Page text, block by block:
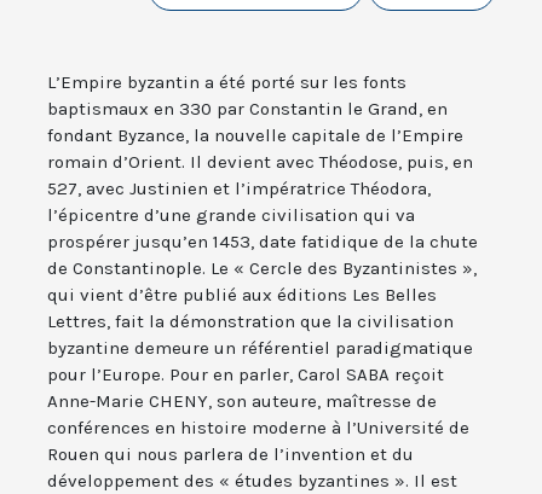
L’Empire byzantin a été porté sur les fonts
baptismaux en 330 par Constantin le Grand, en
fondant Byzance, la nouvelle capitale de l’Empire
romain d’Orient. Il devient avec Théodose, puis, en
527, avec Justinien et l’impératrice Théodora,
l’épicentre d’une grande civilisation qui va
prospérer jusqu’en 1453, date fatidique de la chute
de Constantinople. Le « Cercle des Byzantinistes »,
qui vient d’être publié aux éditions Les Belles
Lettres, fait la démonstration que la civilisation
byzantine demeure un référentiel paradigmatique
pour l’Europe. Pour en parler, Carol SABA reçoit
Anne-Marie CHENY, son auteure, maîtresse de
conférences en histoire moderne à l’Université de
Rouen qui nous parlera de l’invention et du
développement des « études byzantines ». Il est